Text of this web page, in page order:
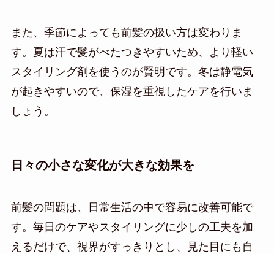
また、季節によっても前髪の扱い方は変わりま
す。夏は汗で髪がべたつきやすいため、より軽い
スタイリング剤を使うのが賢明です。冬は静電気
が起きやすいので、保湿を重視したケアを行いま
しょう。
日々の小さな変化が大きな効果を
前髪の問題は、日常生活の中で容易に改善可能で
す。毎日のケアやスタイリングに少しの工夫を加
えるだけで、視界がすっきりとし、見た目にも自